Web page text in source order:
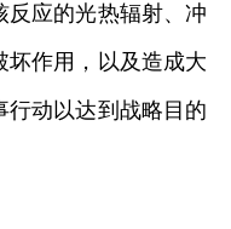
反应的光热辐射、冲
作用，以及造成大
行动以达到战略目的